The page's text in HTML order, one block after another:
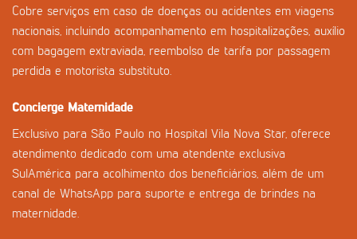
Cobre serviços em caso de doenças ou acidentes em viagens
nacionais, incluindo acompanhamento em hospitalizações, auxílio
com bagagem extraviada, reembolso de tarifa por passagem
perdida e motorista substituto.
Concierge Maternidade
Exclusivo para São Paulo no Hospital Vila Nova Star, oferece
atendimento dedicado com uma atendente exclusiva
SulAmérica para acolhimento dos beneficiários, além de um
canal de WhatsApp para suporte e entrega de brindes na
maternidade.